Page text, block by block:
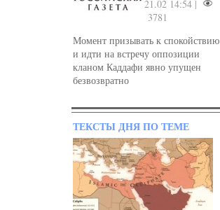
21.02 14:54 |
3781
Момент призывать к спокойствию
и идти на встречу оппозиции
кланом Каддафи явно упущен
безвозвратно
ТЕКСТЫ ДНЯ ПО ТЕМЕ